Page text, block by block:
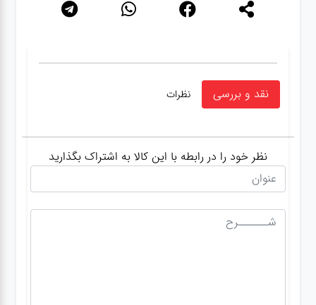
نقد و بررسی نظرات
نظر خود را در رابطه با این کالا به اشتراک بگذارید